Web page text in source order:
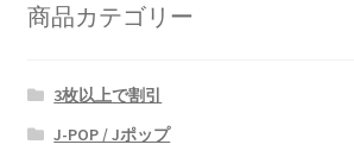
商品カテゴリー
3枚以上で割引
J-POP / Jポップ